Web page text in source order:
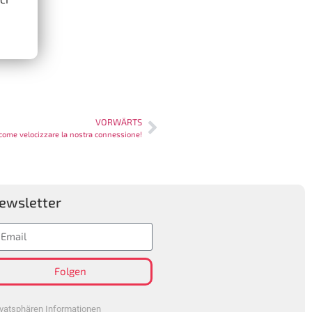
VORWÄRTS
velocizzare la nostra connessione!
Folgen
Informationen